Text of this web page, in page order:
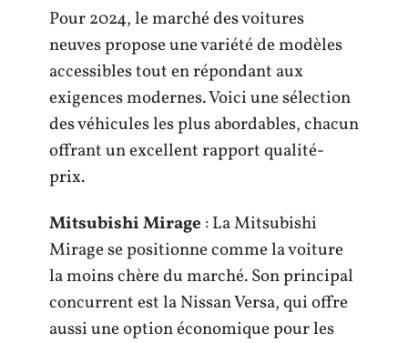
Pour 2024, le marché des voitures
neuves propose une variété de modèles
accessibles tout en répondant aux
exigences modernes. Voici une sélection
des véhicules les plus abordables, chacun
offrant un excellent rapport qualité-
prix.
Mitsubishi Mirage : La Mitsubishi
Mirage se positionne comme la voiture
la moins chère du marché. Son principal
concurrent est la Nissan Versa, qui offre
aussi une option économique pour les